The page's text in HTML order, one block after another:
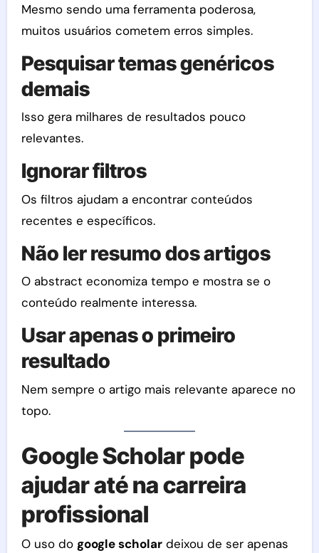
Mesmo sendo uma ferramenta poderosa,
muitos usuários cometem erros simples.
Pesquisar temas genéricos
demais
Isso gera milhares de resultados pouco
relevantes.
Ignorar filtros
Os filtros ajudam a encontrar conteúdos
recentes e específicos.
Não ler resumo dos artigos
O abstract economiza tempo e mostra se o
conteúdo realmente interessa.
Usar apenas o primeiro
resultado
Nem sempre o artigo mais relevante aparece no
topo.
Google Scholar pode
ajudar até na carreira
profissional
O uso do google scholardeixou de ser apenas